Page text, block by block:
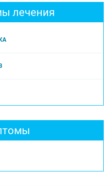
лечения